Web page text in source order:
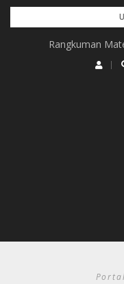
Skip
Rangkuman